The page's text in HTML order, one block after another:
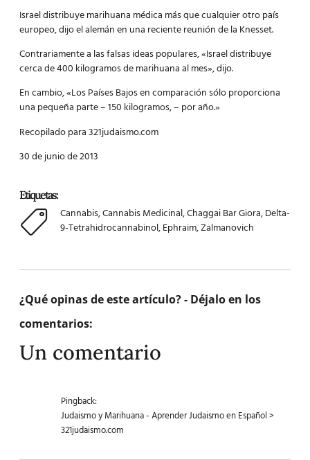
Israel distribuye marihuana médica más que cualquier otro país
europeo, dijo el alemán en una reciente reunión de la Knesset.
Contrariamente a las falsas ideas populares, «Israel distribuye
cerca de 400 kilogramos de marihuana al mes», dijo.
En cambio, «Los Países Bajos en comparación sólo proporciona
una pequeña parte – 150 kilogramos, – por año.»
Recopilado para 321judaismo.com
30 de junio de 2013
Etiquetas:
Cannabis,Cannabis Medicinal,Chaggai Bar Giora,Delta-
9-Tetrahidrocannabinol,Ephraim,Zalmanovich
¿Qué opinas de este artículo? - Déjalo en los
comentarios:
Un comentario
Pingback:
Judaismo y Marihuana - Aprender Judaismo en Español >
321judaismo.com